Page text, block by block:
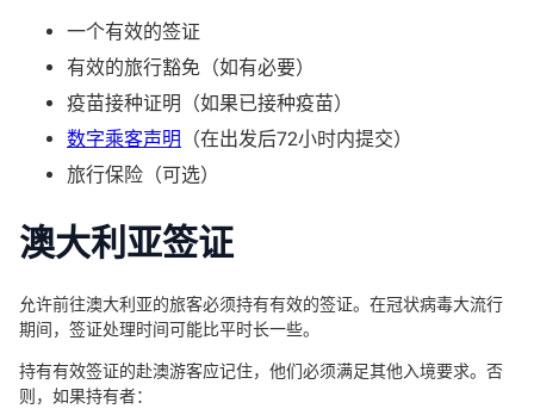
一个有效的签证
有效的旅行豁免（如有必要）
疫苗接种证明（如果已接种疫苗）
数字乘客声明
（在出发后72小时内提交）
旅行保险（可选）
澳大利亚签证
允许前往澳大利亚的旅客必须持有有效的签证。在冠状病毒大流行
期间，签证处理时间可能比平时长一些。
持有有效签证的赴澳游客应记住，他们必须满足其他入境要求。否
则，如果持有者：